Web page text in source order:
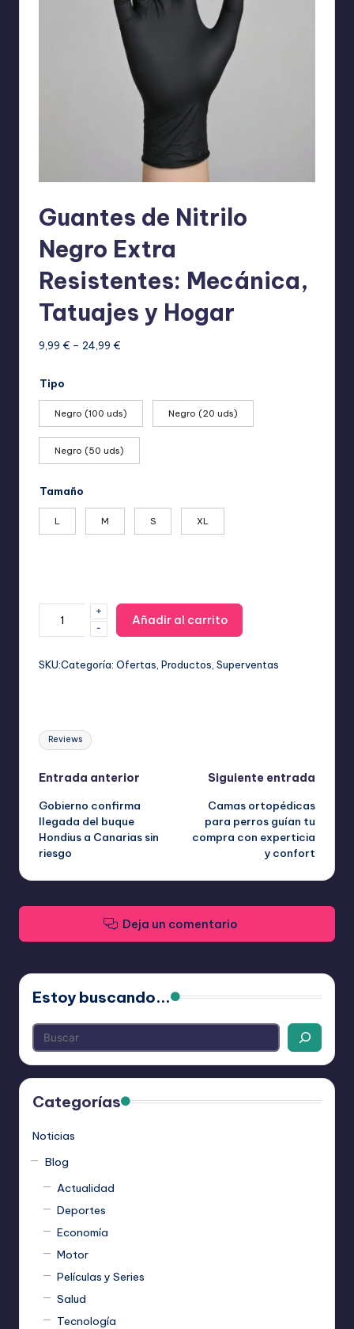
Guantes de Nitrilo
Negro Extra
Resistentes: Mecánica,
Tatuajes y Hogar
9,99 € – 24,99 €Rango
9,99 €
24,99 €
Tipo
Negro (100 uds) Negro (20 uds)
Negro (50 uds)
Tamaño
L M S XL
Negro
Tatuajes
y
cantidad
-
+
Añadir al carrito
SKU:Categoría: Ofertas Productos Superventas
Etiquetas:
Reviews
Navegación
de
entradas
Entrada anterior
Gobierno confirma
llegada del buque
Hondius a Canarias sin
riesgo
Siguiente entrada
Camas ortopédicas
para perros guían tu
compra con experticia
y confort
Deja un comentario
Estoy buscando...
Categorías
Noticias
Blog
Actualidad
Deportes
Economía
Motor
Películas y Series
Salud
Tecnología